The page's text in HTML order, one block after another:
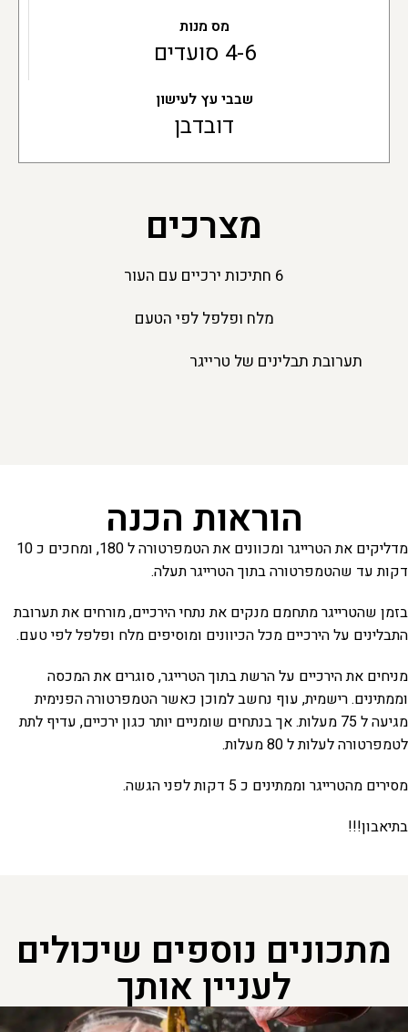
מס מנות
4-6 סועדים
שבבי עץ לעישון
דובדבן
מצרכים
6 חתיכות ירכיים עם העור​
מלח ופלפל לפי הטעם
תערובת תבלינים של טרייגר
הוראות הכנה
מדליקים את הטרייגר ומכוונים את הטמפרטורה ל 180, ומחכים כ 10
דקות עד שהטמפרטורה בתוך הטרייגר תעלה.
​בזמן שהטרייגר מתחמם מנקים את נתחי הירכיים, מורחים את תערובת
התבלינים על הירכיים מכל הכיוונים​ ומוסיפים מלח ופלפל לפי טעם.
​מניחים את הירכיים על הרשת בתוך הטרייגר, סוגרים את המכסה
וממתינים. רישמית, עוף נחשב למוכן כאשר הטמפרטורה הפנימית
מגיעה ל 75 מעלות. אך בנתחים שומניים יותר כגון ירכיים, עדיף לתת
לטמפרטורה לעלות ל 80 מעלות.
​מסירים מהטרייגר וממתינים כ 5 דקות לפני הגשה.
​בתיאבון!!!
מתכונים נוספים שיכולים
לעניין אותך